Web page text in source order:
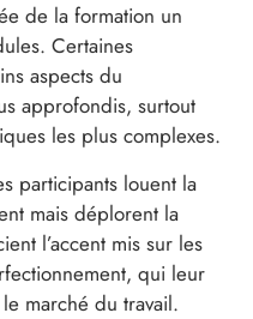
de la formation un
Certaines
aspects du
approfondis, surtout
les plus complexes.
participants louent la
mais déplorent la
l’accent mis sur les
qui leur
marché du travail.